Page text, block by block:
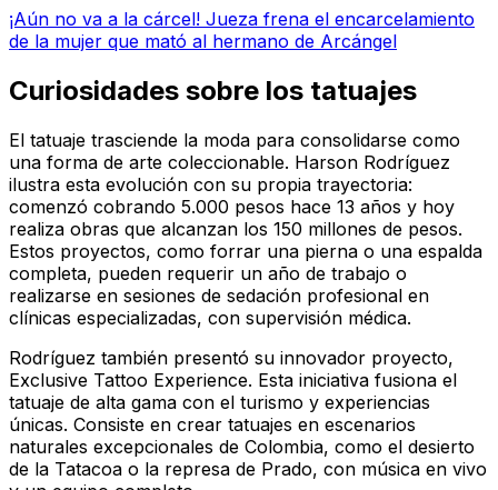
¡Aún no va a la cárcel! Jueza frena el encarcelamiento
de la mujer que mató al hermano de Arcángel
Curiosidades sobre los tatuajes
El tatuaje trasciende la moda para consolidarse como
una forma de arte coleccionable. Harson Rodríguez
ilustra esta evolución con su propia trayectoria:
comenzó cobrando 5.000 pesos hace 13 años y hoy
realiza obras que alcanzan los 150 millones de pesos.
Estos proyectos, como forrar una pierna o una espalda
completa, pueden requerir un año de trabajo o
realizarse en sesiones de sedación profesional en
clínicas especializadas, con supervisión médica.
Rodríguez también presentó su innovador proyecto,
Exclusive Tattoo Experience. Esta iniciativa fusiona el
tatuaje de alta gama con el turismo y experiencias
únicas. Consiste en crear tatuajes en escenarios
naturales excepcionales de Colombia, como el desierto
de la Tatacoa o la represa de Prado, con música en vivo